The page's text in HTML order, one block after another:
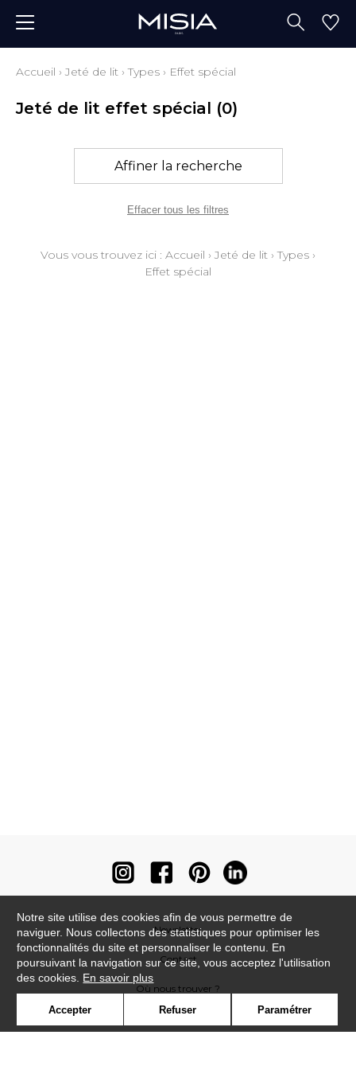
Accueil › Jeté de lit ›Types › Effet spécial
Jeté de lit effet spécial (0)
Affiner la recherche
Effacer tous les filtres
Vous vous trouvez ici : Accueil › Jeté de lit ›Types ›
Effet spécial
Newsletter
Contact
Où nous trouver ?
Notre site utilise des cookies afin de vous permettre de
naviguer. Nous collectons des statistiques pour optimiser les
fonctionnalités du site et personnaliser le contenu. En
poursuivant la navigation sur ce site, vous acceptez l'utilisation
des cookies. En savoir plus
Accepter Refuser Paramétrer